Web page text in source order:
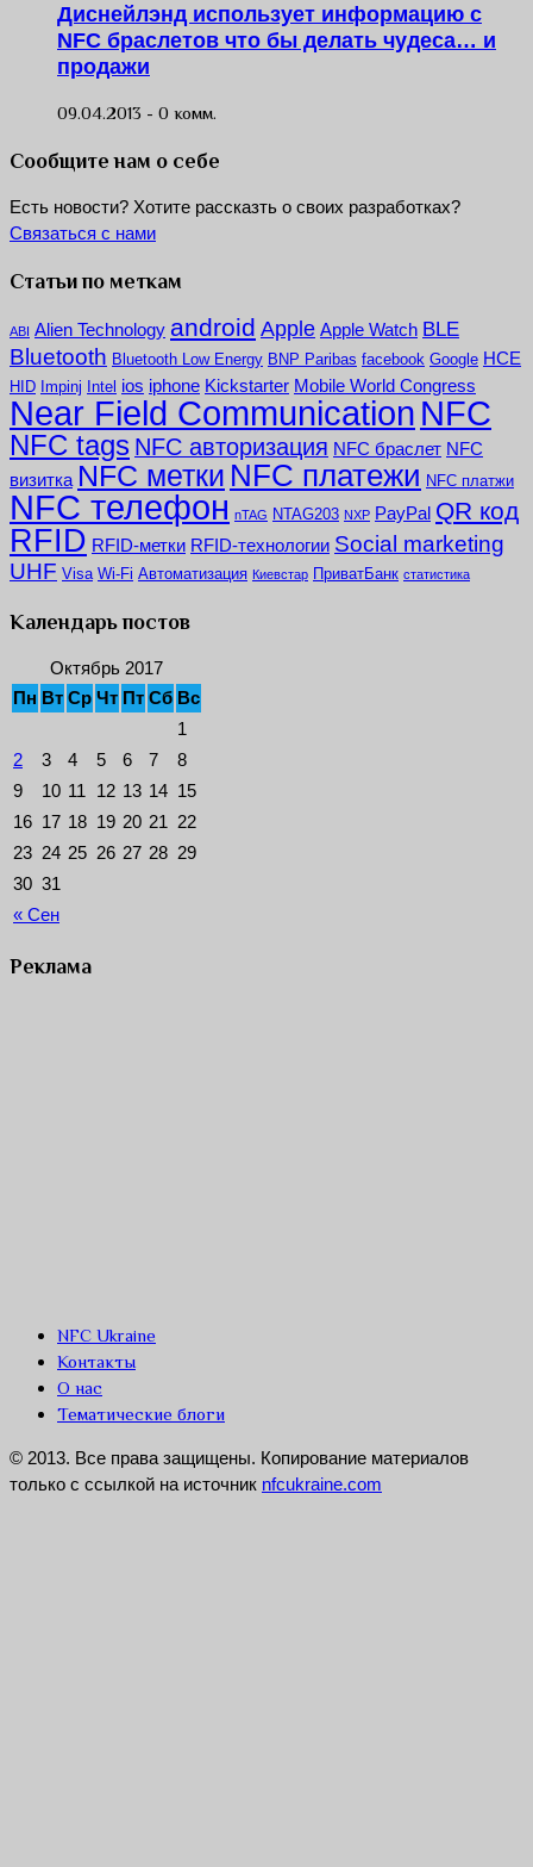
Диснейлэнд использует информацию с
NFC браслетов что бы делать чудеса… и
продажи
09.04.2013 - 0 комм.
Сообщите нам о себе
Есть новости? Хотите рассказть о своих разработках?
Связаться с нами
Статьи по меткам
ABI Alien Technology android Apple Apple Watch BLE
Bluetooth Bluetooth Low Energy BNP Paribas facebook Google HCE
HID Impinj Intel ios iphone Kickstarter Mobile World Congress
Near Field Communication NFC
NFC tags NFC авторизация NFC браслет NFC
визитка NFC метки NFC платежи NFC платжи
NFC телефон nTAG NTAG203 NXP PayPal QR код
RFID RFID-метки RFID-технологии Social marketing
UHF Visa Wi-Fi Автоматизация Киевстар ПриватБанк статистика
Календарь постов
Октябрь 2017
Пн Вт Ср Чт Пт Сб Вс
« Сен
1
2
3 4 5 6 7
8
9
10 11 12 13 14 15
16 17 18 19 20 21 22
23 24 25 26 27 28 29
30 31
Реклама
NFC Ukraine
Контакты
О нас
Тематические блоги
© 2013. Все права защищены. Копирование материалов
только с ссылкой на источник nfcukraine.com